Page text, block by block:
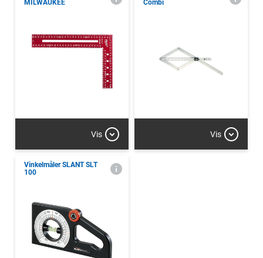
MILWAUKEE
Vis
Combi
Vis
Vinkelmåler SLANT SLT
100